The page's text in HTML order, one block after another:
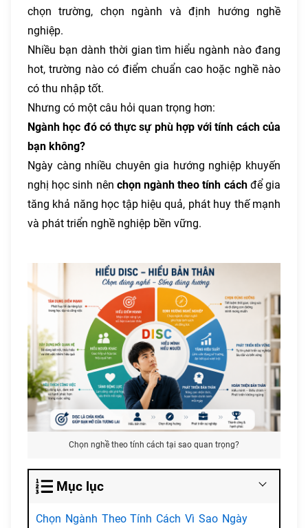
chọn trường, chọn ngành và định hướng nghề
nghiệp.
Nhiều bạn dành thời gian tìm hiểu ngành nào đang
hot, trường nào có điểm chuẩn cao hoặc nghề nào
có thu nhập tốt.
Nhưng có một câu hỏi quan trọng hơn:
Ngành học đó có thực sự phù hợp với tính cách của
bạn không?
Ngày càng nhiều chuyên gia hướng nghiệp khuyến
nghị học sinh nên chọn ngành theo tính cáchđể gia
tăng khả năng học tập hiệu quả, phát huy thế mạnh
và phát triển nghề nghiệp bền vững.
Chọn nghề theo tính cách tại sao quan trọng?
Mục lục
Chọn Ngành Theo Tính Cách Vì Sao Ngày